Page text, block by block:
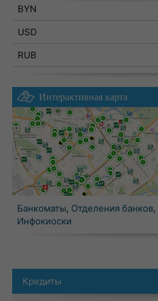
BYN
USD
RUB
Интерактивная карта
Банкоматы, Отделения банков,
Инфокиоски
Кредиты